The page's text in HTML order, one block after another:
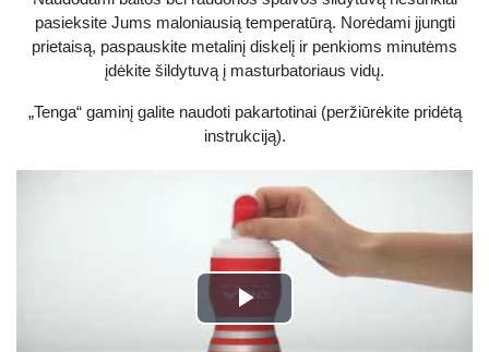
pasieksite Jums maloniausią temperatūrą. Norėdami įjungti
prietaisą, paspauskite metalinį diskelį ir penkioms minutėms
įdėkite šildytuvą į masturbatoriaus vidų.
„Tenga“ gaminį galite naudoti pakartotinai (peržiūrėkite pridėtą
instrukciją).
Play